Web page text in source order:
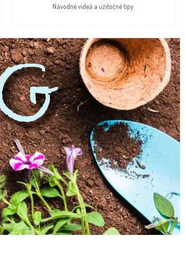
Návodné videá a užitočné tipy.